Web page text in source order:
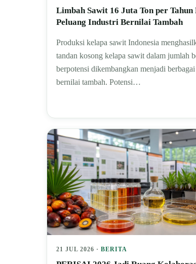
Limbah Sawit 16 Juta Ton per Tahun
Peluang Industri Bernilai Tambah
Produksi kelapa sawit Indonesia
tandan kosong kelapa sawit dalam jumlah
berpotensi dikembangkan menjadi
bernilai tambah. Potensi…
21 JUL 2026 · BERITA